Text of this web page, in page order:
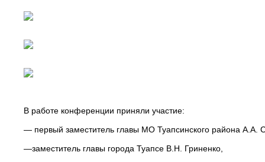
В работе конференции приняли участие:
— первый заместитель главы МО Туапсинского района А.А.
—заместитель главы города Туапсе В.Н. Гриненко,